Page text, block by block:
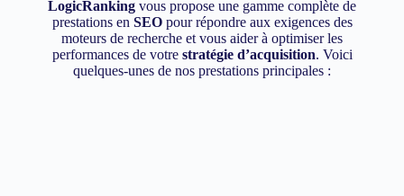
LogicRanking vous propose une gamme complète de
prestations en SEOpour répondre aux exigences des
moteurs de recherche et vous aider à optimiser les
performances de votre stratégie d’acquisition. Voici
quelques-unes de nos prestations principales :